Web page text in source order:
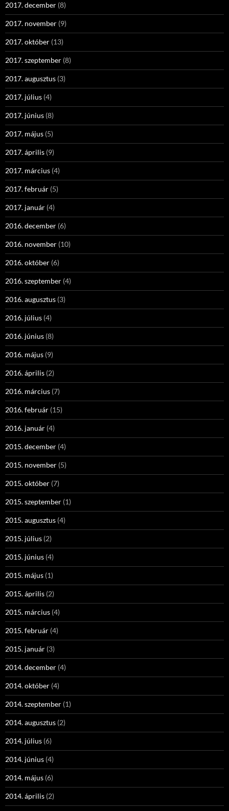
2017. december (8)
2017. november (9)
2017. október (13)
2017. szeptember (8)
2017. augusztus (3)
2017. július (4)
2017. június (8)
2017. május (5)
2017. április (9)
2017. március (4)
2017. február (5)
2017. január (4)
2016. december (6)
2016. november (10)
2016. október (6)
2016. szeptember (4)
2016. augusztus (3)
2016. július (4)
2016. június (8)
2016. május (9)
2016. április (2)
2016. március (7)
2016. február (15)
2016. január (4)
2015. december (4)
2015. november (5)
2015. október (7)
2015. szeptember (1)
2015. augusztus (4)
2015. július (2)
2015. június (4)
2015. május (1)
2015. április (2)
2015. március (4)
2015. február (4)
2015. január (3)
2014. december (4)
2014. október (4)
2014. szeptember (1)
2014. augusztus (2)
2014. július (6)
2014. június (4)
2014. május (6)
2014. április (2)